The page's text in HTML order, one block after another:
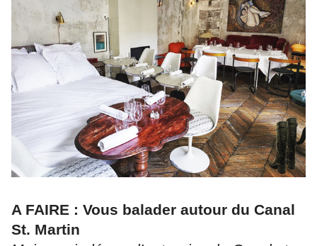
A FAIRE : Vous balader autour du Canal
St. Martin